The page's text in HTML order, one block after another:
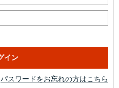
パスワードをお忘れの方はこちら